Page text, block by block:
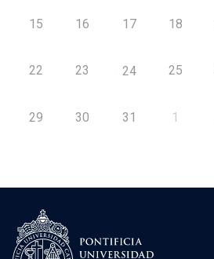
15 16 17 18
22 23 24 25
29 30 31 1